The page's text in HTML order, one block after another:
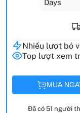
Days
Nhiều lượt bỏ
Top lượt xem
MUA
Đã có 51 người